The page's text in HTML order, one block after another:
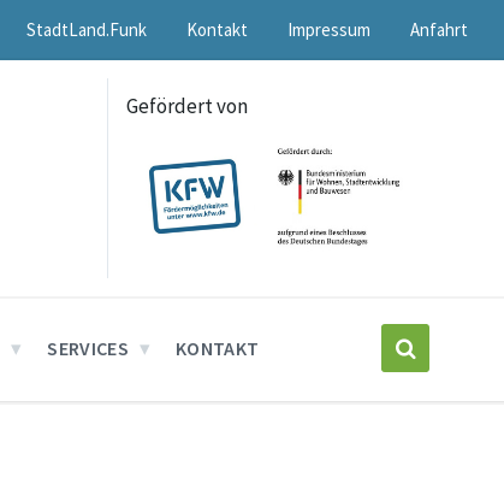
StadtLand.Funk Kontakt Impressum Anfahrt
Gefördert von
SERVICES KONTAKT